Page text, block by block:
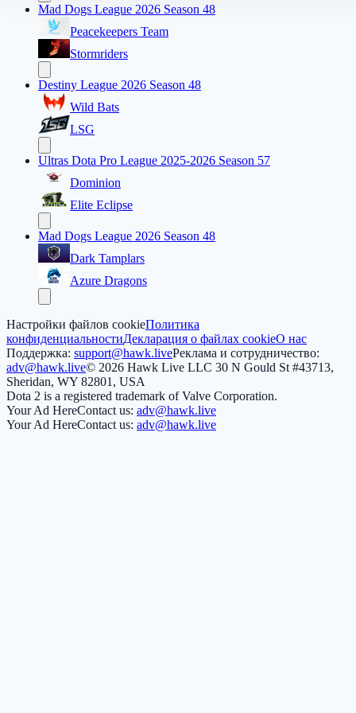
Mad Dogs League 2026 Season 48
Peacekeepers Team
Stormriders
Destiny League 2026 Season 48
Wild Bats
LSG
Ultras Dota Pro League 2025-2026 Season 57
Dominion
Elite Eclipse
Mad Dogs League 2026 Season 48
Dark Tamplars
Azure Dragons
Настройки файлов cookieПолитика
конфиденциальностиДекларация о файлах cookieО нас
Поддержка: support@hawk.liveРеклама и сотрудничество:
adv@hawk.live© 2026 Hawk Live LLC 30 N Gould St #43713,
Sheridan, WY 82801, USA
Dota 2 is a registered trademark of Valve Corporation.
Your Ad HereContact us: adv@hawk.live
Your Ad HereContact us: adv@hawk.live